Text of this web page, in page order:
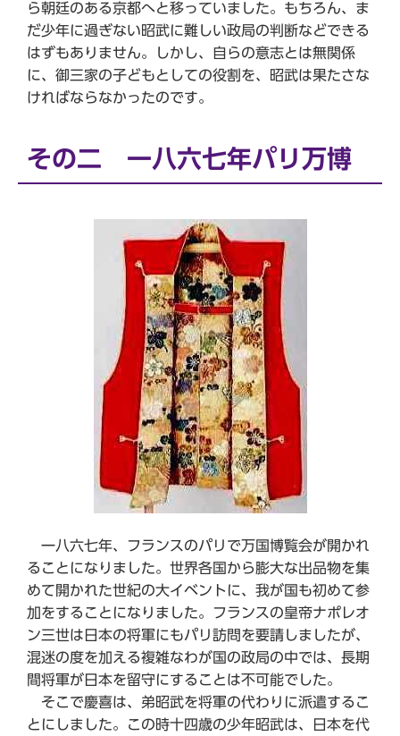
ら朝廷のある京都へと移っていました。もちろん、ま
だ少年に過ぎない昭武に難しい政局の判断などできる
はずもありません。しかし、自らの意志とは無関係
に、御三家の子どもとしての役割を、昭武は果たさな
ければならなかったのです。
その二 一八六七年パリ万博
一八六七年、フランスのパリで万国博覧会が開かれ
ることになりました。世界各国から膨大な出品物を集
めて開かれた世紀の大イベントに、我が国も初めて参
加をすることになりました。フランスの皇帝ナポレオ
ン三世は日本の将軍にもパリ訪問を要請しましたが、
混迷の度を加える複雑なわが国の政局の中では、長期
間将軍が日本を留守にすることは不可能でした。
そこで慶喜は、弟昭武を将軍の代わりに派遣するこ
とにしました。この時十四歳の少年昭武は、日本を代